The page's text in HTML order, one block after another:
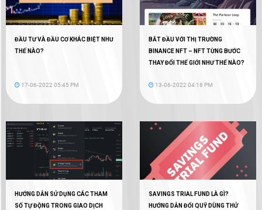
ĐẦU TƯ VÀ ĐẦU CƠ KHÁC BIỆT NHƯ
THẾ NÀO?
17-06-2022 05:45 PM
BẮT ĐẦU VỚI THỊ TRƯỜNG
BINANCE NFT – NFT TỪNG BƯỚC
THAY ĐỔI THẾ GIỚI NHƯ THẾ NÀO?
13-06-2022 04:18 PM
HƯỚNG DẪN SỬ DỤNG CÁC THAM
SỐ TỰ ĐỘNG TRONG GIAO DỊCH
SAVINGS TRIAL FUND LÀ GÌ?
HƯỚNG DẪN ĐỔI QUỸ DÙNG THỬ
Binance Là Gì? Tất Cả Những Gì Bạn Cần Biết Về
[Giảm 20% phí giao dịch]: Hướng dẫn Đăng ký
Binance đầy đủ nhất update 2022
Phí giao dịch trên Binance là bao nhiêu? Cách